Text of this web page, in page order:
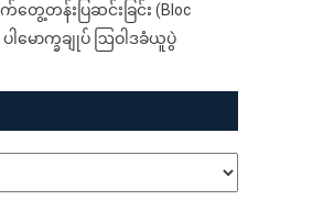
တန်းပြဆင်းခြင်း (Bloc
ါမောက္ခချုပ် ဩဝါဒခံယူပွဲ